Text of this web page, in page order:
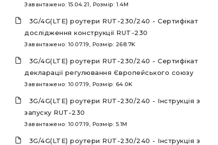
Завантажено: 15.04.21, Розмір: 1.4M
3G/4G(LTE) роутери RUT-230/240 - Сертифікат
дослідження конструкції RUT-230
Завантажено: 10.07.19, Розмір: 268.7K
3G/4G(LTE) роутери RUT-230/240 - Сертифікат
декларації регулювання Європейського союзу
Завантажено: 10.07.19, Розмір: 64.0K
3G/4G(LTE) роутери RUT-230/240 - Інструкція з
запуску RUT-230
Завантажено: 10.07.19, Розмір: 5.1M
3G/4G(LTE) роутери RUT-230/240 - Інструкція з